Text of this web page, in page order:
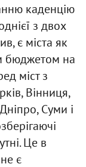
каденцію
з двох
є міста як
бюджетом на
міст з
Вінниця,
Суми і
Це в
є